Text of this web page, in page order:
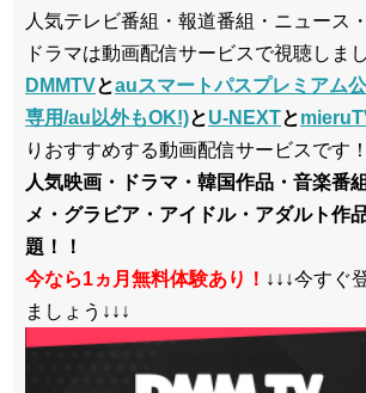
人気テレビ番組・報道番組・ニュース
ドラマは動画配信サービスで視聴しま
DMMTVとauスマートパスプレミアム
専用/au以外もOK!)とU-NEXTと
りおすすめする動画配信サービスです！
人気映画・ドラマ・韓国作品・音楽番
メ・グラビア・アイドル・アダルト作
題！！
今なら1ヵ月無料体験あり！ ↓↓↓今すぐ
ましょう↓↓↓